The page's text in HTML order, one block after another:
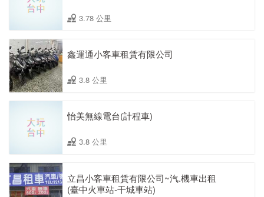
3.78 公里
鑫運通小客車租賃有限公司
3.8 公里
怡美無線電台(計程車)
3.8 公里
立昌小客車租賃有限公司~汽.機車出租
(臺中火車站-干城車站)